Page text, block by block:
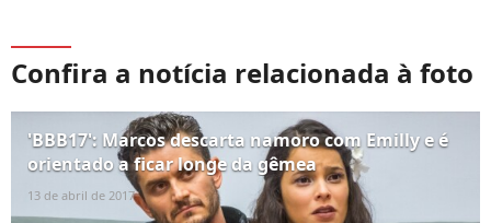
Confira a notícia relacionada à foto
'BBB17': Marcos descarta namoro com Emilly e é
orientado a ficar longe da gêmea
13 de abril de 2017